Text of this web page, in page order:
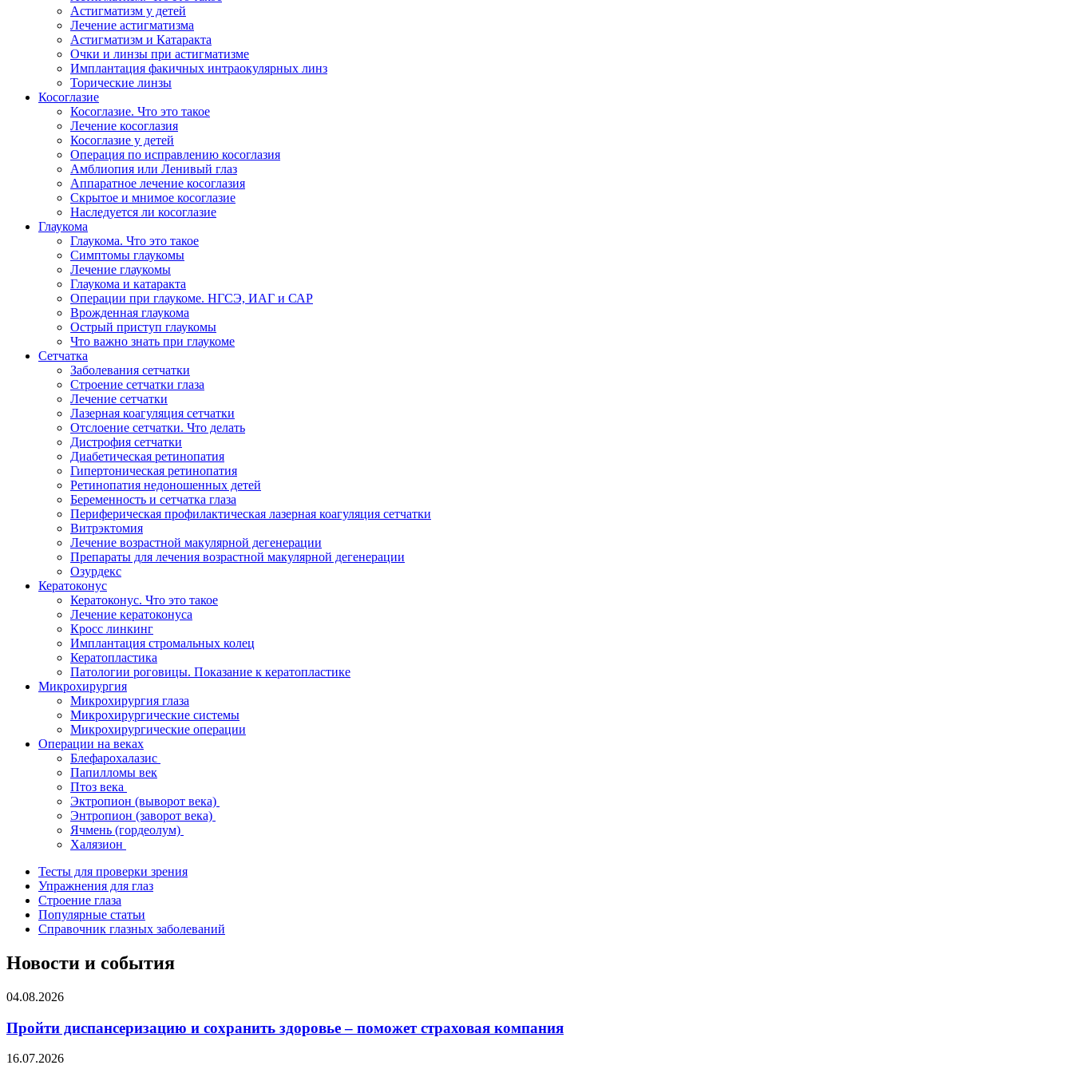
Астигматизм у детей
Лечение астигматизма
Астигматизм и Катаракта
Очки и линзы при астигматизме
Имплантация факичных интраокулярных линз
Торические линзы
Косоглазие
Косоглазие. Что это такое
Лечение косоглазия
Косоглазие у детей
Операция по исправлению косоглазия
Амблиопия или Ленивый глаз
Аппаратное лечение косоглазия
Скрытое и мнимое косоглазие
Наследуется ли косоглазие
Глаукома
Глаукома. Что это такое
Симптомы глаукомы
Лечение глаукомы
Глаукома и катаракта
Операции при глаукоме. НГСЭ, ИАГ и САР
Врожденная глаукома
Острый приступ глаукомы
Что важно знать при глаукоме
Сетчатка
Заболевания сетчатки
Строение сетчатки глаза
Лечение сетчатки
Лазерная коагуляция сетчатки
Отслоение сетчатки. Что делать
Дистрофия сетчатки
Диабетическая ретинопатия
Гипертоническая ретинопатия
Ретинопатия недоношенных детей
Беременность и сетчатка глаза
Периферическая профилактическая лазерная коагуляция сетчатки
Витрэктомия
Лечение возрастной макулярной дегенерации
Препараты для лечения возрастной макулярной дегенерации
Озурдекс
Кератоконус
Кератоконус. Что это такое
Лечение кератоконуса
Кросс линкинг
Имплантация стромальных колец
Кератопластика
Патологии роговицы. Показание к кератопластике
Микрохирургия
Микрохирургия глаза
Микрохирургические системы
Микрохирургические операции
Операции на веках
Блефарохалазис
Папилломы век
Птоз века
Эктропион (выворот века)
Энтропион (заворот века)
Ячмень (гордеолум)
Халязион
Тесты для проверки зрения
Упражнения для глаз
Строение глаза
Популярные статьи
Справочник глазных заболеваний
Новости и события
04.08.2026
Пройти диспансеризацию и сохранить здоровье – поможет страховая компания
16.07.2026